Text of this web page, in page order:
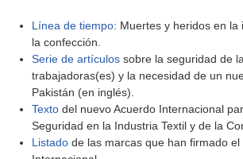
Línea de tiempo: Muertes y heridos en la
la confección.
Serie de artículos sobre la seguridad de
trabajadoras(es) y la necesidad de un
Pakistán (en inglés).
Texto del nuevo Acuerdo Internacional
Seguridad en la Industria Textil y de la
Listado de las marcas que han firmado el